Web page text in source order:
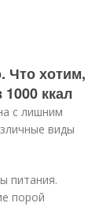
Что хотим,
ккал
с лишним
виды
питания.
порой